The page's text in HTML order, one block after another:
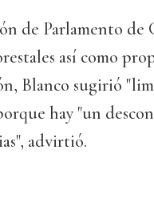
de Parlamento de
así como
Blanco sugirió
hay "un
advirtió.